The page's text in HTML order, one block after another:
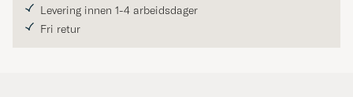
Levering innen 1-4 arbeidsdager
Fri retur